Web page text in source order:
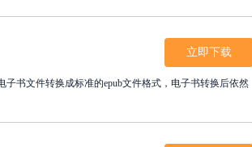
书文件转换成标准的epub文件格式，电子书转换后依然
立即下载